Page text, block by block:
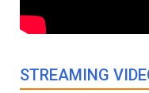
STREAMING